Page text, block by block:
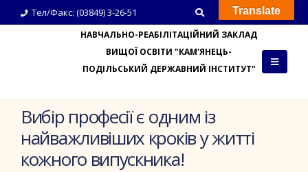
Тел/Факс: (03849) 3-26-51
НАВЧАЛЬНО-РЕАБІЛІТАЦІЙНИЙ ЗАКЛАД
ВИЩОЇ ОСВІТИ "КАМ'ЯНЕЦЬ-
ПОДІЛЬСЬКИЙ ДЕРЖАВНИЙ ІНСТИТУТ"
Вибір професії є одним із
найважливіших кроків у житті
кожного випускника!
Translate